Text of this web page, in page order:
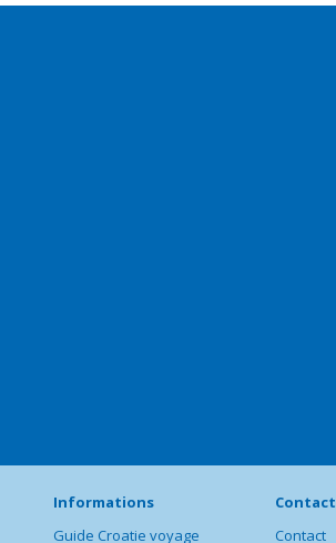
Informations
Guide Croatie voyage
Contact
Contact